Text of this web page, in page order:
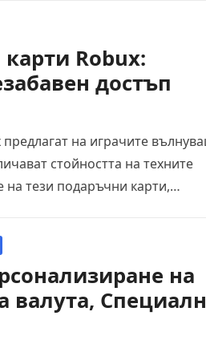
Robux:
достъп
на играчите
стойността на техните
на тези подаръчни карти,
на
валута,